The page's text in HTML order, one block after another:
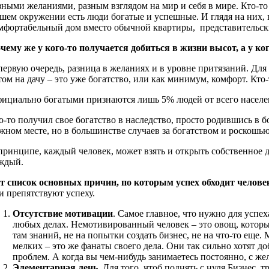
желаниями, разным взглядом на мир и себя в мире. Кто-
окружении есть люди богатые и успешные. И глядя на них,
дом вместо обычной квартиры,
же у кого-то получается добиться в жизни высот, а у
очередь, разница в желаниях и в уровне притязаний.
на дачу – это уже богатство, или как минимум, комфорт.
богатыми признаются лишь 5% людей от всего
то получил свое богатство в наследство, просто родившись в
месте, но в большинстве случаев за богатством и
каждый человек, может взять и открыть собственное
список основных причин, по которым успех обходит
препятствуют успеху.
Отсутствие мотивации. Самое главное, что нужно для
любых делах. Немотивированный человек – это овощ,
там знаний, не на попытки создать бизнес, не на что-то
мелких – это же фанаты своего дела. Они так сильно хотят
проблем. А когда вы чем-нибудь занимаетесь постоянно, с